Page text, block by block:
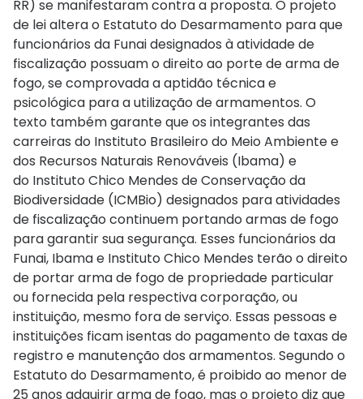
RR) se manifestaram contra a proposta. O projeto
de lei altera o Estatuto do Desarmamento para que
funcionários da Funai designados à atividade de
fiscalização possuam o direito ao porte de arma de
fogo, se comprovada a aptidão técnica e
psicológica para a utilização de armamentos. O
texto também garante que os integrantes das
carreiras do Instituto Brasileiro do Meio Ambiente e
dos Recursos Naturais Renováveis (Ibama) e
do Instituto Chico Mendes de Conservação da
Biodiversidade (ICMBio) designados para atividades
de fiscalização continuem portando armas de fogo
para garantir sua segurança. Esses funcionários da
Funai, Ibama e Instituto Chico Mendes terão o direito
de portar arma de fogo de propriedade particular
ou fornecida pela respectiva corporação, ou
instituição, mesmo fora de serviço. Essas pessoas e
instituições ficam isentas do pagamento de taxas de
registro e manutenção dos armamentos. Segundo o
Estatuto do Desarmamento, é proibido ao menor de
25 anos adquirir arma de fogo, mas o projeto diz que